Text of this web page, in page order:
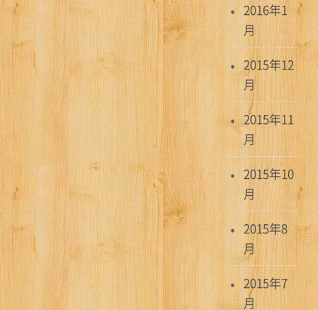
2016年1
月
2015年12
月
2015年11
月
2015年10
月
2015年8
月
2015年7
月